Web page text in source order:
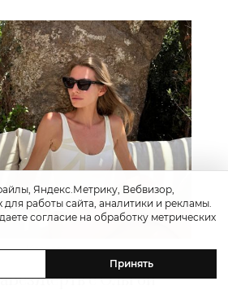
Красота
с Ольгой
Яндекс.Метрику, Вебвизор,
работы сайта, аналитики и рекламы.
согласие на обработку метрических
Принять